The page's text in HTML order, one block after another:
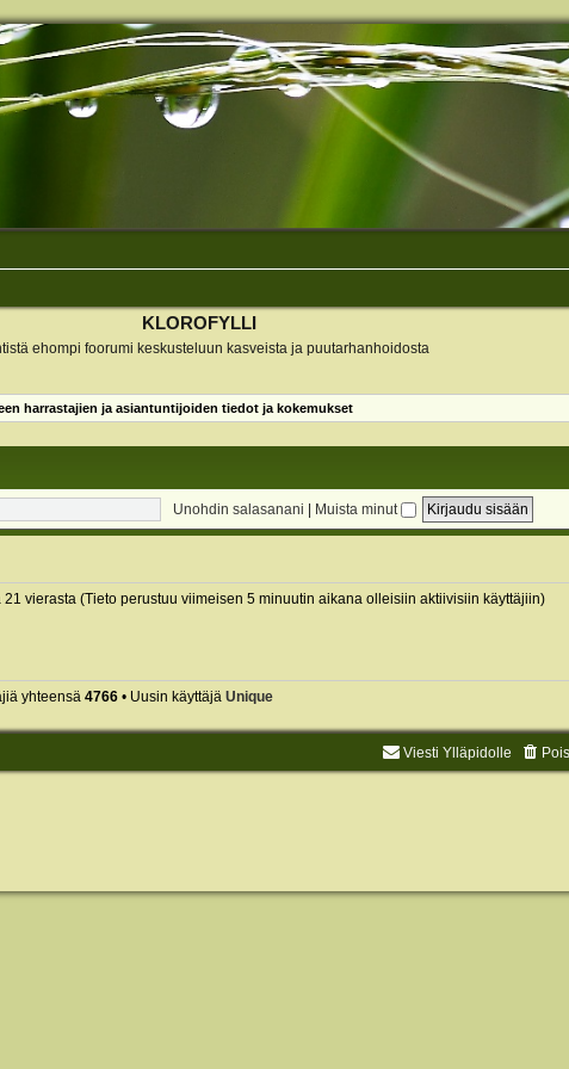
KLOROFYLLI
ehompi foorumi keskusteluun kasveista ja puutarhanhoidosta
harrastajien ja asiantuntijoiden tiedot ja kokemukset
Unohdin salasanani | Muista minut
vierasta (Tieto perustuu viimeisen 5 minuutin aikana olleisiin aktiivisiin käyttäjiin)
yhteensä 4766• Uusin käyttäjä Unique
Viesti Ylläpidolle